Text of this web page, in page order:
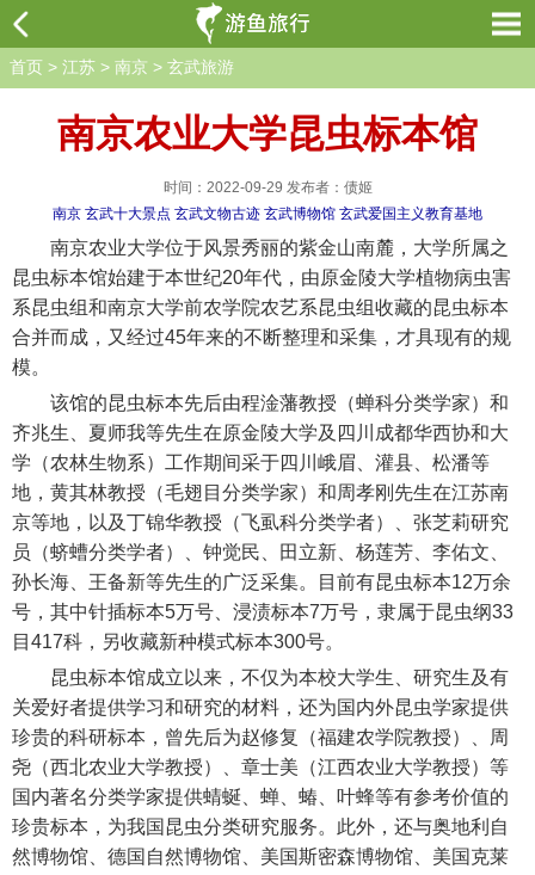
首页 > 江苏 > 南京 > 玄武旅游
南京农业大学昆虫标本馆
时间：2022-09-29 发布者：债姬
南京 玄武十大景点 玄武文物古迹 玄武博物馆 玄武爱国主义教育基地
南京农业大学位于风景秀丽的紫金山南麓，大学所属之
昆虫标本馆始建于本世纪20年代，由原金陵大学植物病虫害
系昆虫组和南京大学前农学院农艺系昆虫组收藏的昆虫标本
合并而成，又经过45年来的不断整理和采集，才具现有的规
模。
该馆的昆虫标本先后由程淦藩教授（蝉科分类学家）和
齐兆生、夏师我等先生在原金陵大学及四川成都华西协和大
学（农林生物系）工作期间采于四川峨眉、灌县、松潘等
地，黄其林教授（毛翅目分类学家）和周孝刚先生在江苏南
京等地，以及丁锦华教授（飞虱科分类学者）、张芝莉研究
员（蛴螬分类学者）、钟觉民、田立新、杨莲芳、李佑文、
孙长海、王备新等先生的广泛采集。目前有昆虫标本12万余
号，其中针插标本5万号、浸渍标本7万号，隶属于昆虫纲33
目417科，另收藏新种模式标本300号。
昆虫标本馆成立以来，不仅为本校大学生、研究生及有
关爱好者提供学习和研究的材料，还为国内外昆虫学家提供
珍贵的科研标本，曾先后为赵修复（福建农学院教授）、周
尧（西北农业大学教授）、章士美（江西农业大学教授）等
国内著名分类学家提供蜻蜒、蝉、蝽、叶蜂等有参考价值的
珍贵标本，为我国昆虫分类研究服务。此外，还与奥地利自
然博物馆、德国自然博物馆、美国斯密森博物馆、美国克莱